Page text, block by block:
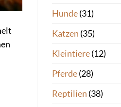
Hunde(31)
Katzen (35)
Kleintiere(12)
Pferde(28)
Reptilien (38)